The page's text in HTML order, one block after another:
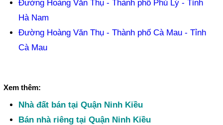
Đường Hoàng Văn Thụ - Thành phố Phủ Lý - Tỉnh
Hà Nam
Đường Hoàng Văn Thụ - Thành phố Cà Mau - Tỉnh
Cà Mau
Xem thêm:
Nhà đất bán tại Quận Ninh Kiều
Bán nhà riêng tại Quận Ninh Kiều